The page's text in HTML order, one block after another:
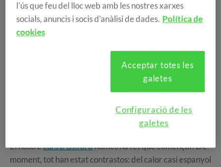
El nostrecurs a Oxfordnomés ha fet que començar. De
moment, tot han estat contrastos: del calor casi espanyol
l'ús que feu del lloc web amb les nostres xarxes
socials, anuncis i socis d'anàlisi de dades. Política de
cookies
Acceptar totes les
galetes
Configuració de les
galetes